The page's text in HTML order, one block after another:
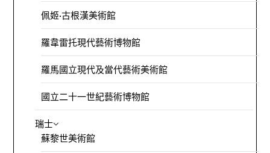
佩姬·古根漢美術館
羅韋雷托現代藝術博物館
羅馬國立現代及當代藝術美術館
國立二十一世紀藝術博物館
瑞士
蘇黎世美術館